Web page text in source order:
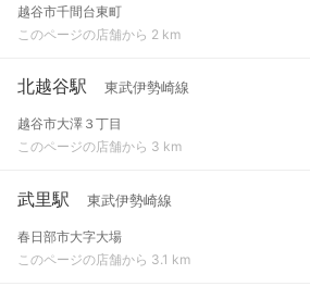
越谷市千間台東町
このページの店舗から 2 km
北越谷駅 東武伊勢崎線
越谷市大澤３丁目
このページの店舗から 3 km
武里駅 東武伊勢崎線
春日部市大字大場
このページの店舗から 3.1 km